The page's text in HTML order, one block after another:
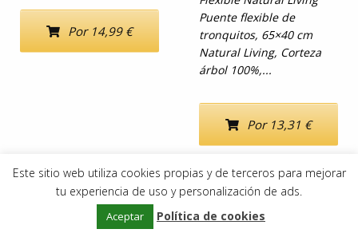
Por 14,99 €
Puente flexible de
tronquitos, 65×40 cm
Natural Living, Corteza
árbol 100%,...
Por 13,31 €
Copyright © 2019–2026DeDegús
Aviso Legal•Política de privacidad•Política de
Este sitio web utiliza cookies propias y de terceros para mejorar
tu experiencia de uso y personalización de ads.
Aceptar Política de cookies